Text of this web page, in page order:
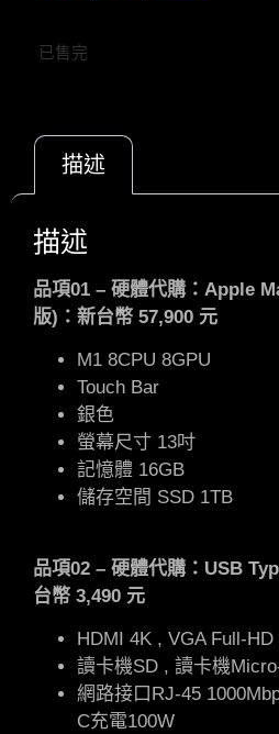
已售完
描述
描述
品項01 – 硬體代購：Apple
版)：新台幣 57,900 元
M1 8CPU 8GPU
Touch Bar
銀色
螢幕尺寸 13吋
記憶體 16GB
儲存空間 SSD 1TB
品項02 – 硬體代購：USB
台幣 3,490 元
HDMI 4K , VGA Full-
讀卡機SD , 讀卡機
網路接口RJ-45
C充電100W